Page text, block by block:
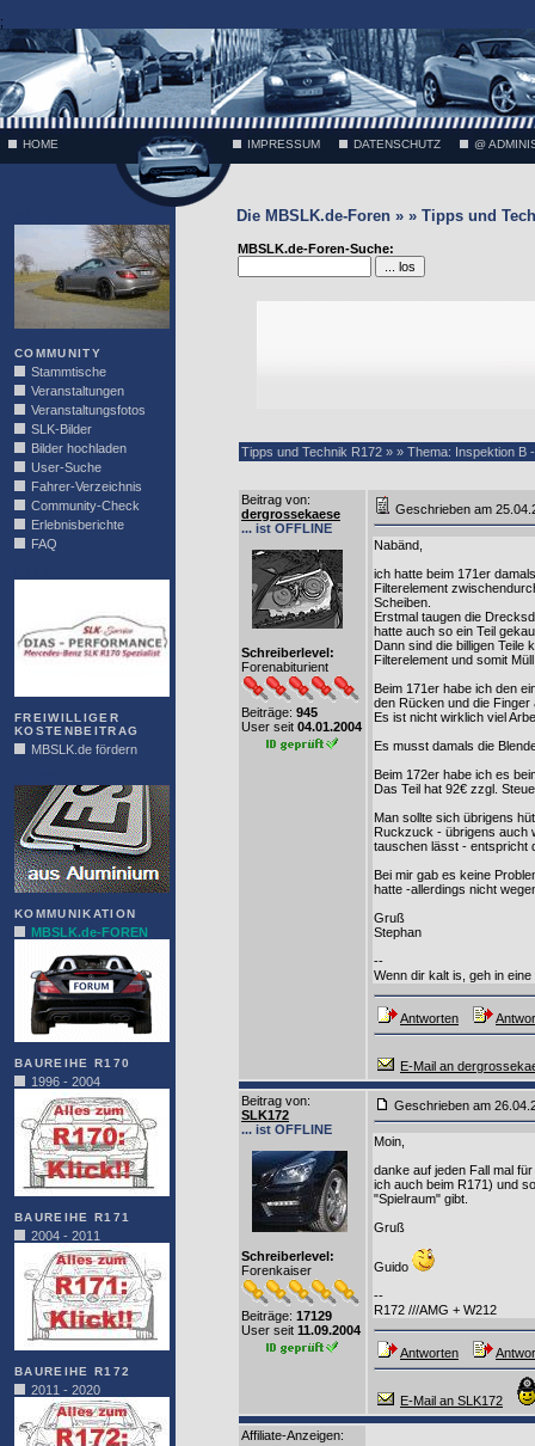
;
HOME IMPRESSUM DATENSCHUTZ @
COMMUNITY
Stammtische
Veranstaltungen
Veranstaltungsfotos
SLK-Bilder
Bilder hochladen
User-Suche
Fahrer-Verzeichnis
Community-Check
Erlebnisberichte
FAQ
FREIWILLIGER
KOSTENBEITRAG
MBSLK.de fördern
KOMMUNIKATION
MBSLK.de-FOREN
BAUREIHE R170
1996 - 2004
BAUREIHE R171
2004 - 2011
BAUREIHE R172
2011 - 2020
Die MBSLK.de-Foren » » Tipps und
MBSLK.de-Foren-Suche:
Tipps und Technik R172 » » Thema: Inspektion B
Beitrag von:
dergrossekaese
... ist OFFLINE
Schreiberlevel:
Forenabiturient
Beiträge: 945
User seit 04.01.2004
Geschrieben am
Nabänd,
ich hatte beim 171er
Filterelement
Scheiben.
Erstmal taugen die
hatte auch so ein Teil
Dann sind die billigen Teile
Filterelement und somit
Beim 171er habe ich den
den Rücken und die Finger
Es ist nicht wirklich viel
Es musst damals die
Beim 172er habe ich es
Das Teil hat 92€ zzgl.
Man sollte sich übrigens
Ruckzuck - übrigens auch
tauschen lässt - entspricht
Bei mir gab es keine
hatte -allerdings nicht
Gruß
Stephan
--
Wenn dir kalt is, geh in
Antworten
E-Mail an
Beitrag von:
SLK172
... ist OFFLINE
Schreiberlevel:
Forenkaiser
Beiträge: 17129
User seit 11.09.2004
Geschrieben am
Moin,
danke auf jeden Fall mal
ich auch beim R171) und
"Spielraum" gibt.
Gruß
Guido
--
R172 ///AMG + W212
Antworten
E-Mail an SLK172
Affiliate-Anzeigen: